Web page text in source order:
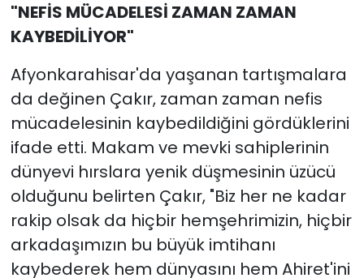
"NEFİS MÜCADELESİ ZAMAN ZAMAN
KAYBEDİLİYOR"
Afyonkarahisar'da yaşanan tartışmalara
da değinen Çakır, zaman zaman nefis
mücadelesinin kaybedildiğini gördüklerini
ifade etti. Makam ve mevki sahiplerinin
dünyevi hırslara yenik düşmesinin üzücü
olduğunu belirten Çakır, "Biz her ne kadar
rakip olsak da hiçbir hemşehrimizin, hiçbir
arkadaşımızın bu büyük imtihanı
kaybederek hem dünyasını hem Ahiret'ini